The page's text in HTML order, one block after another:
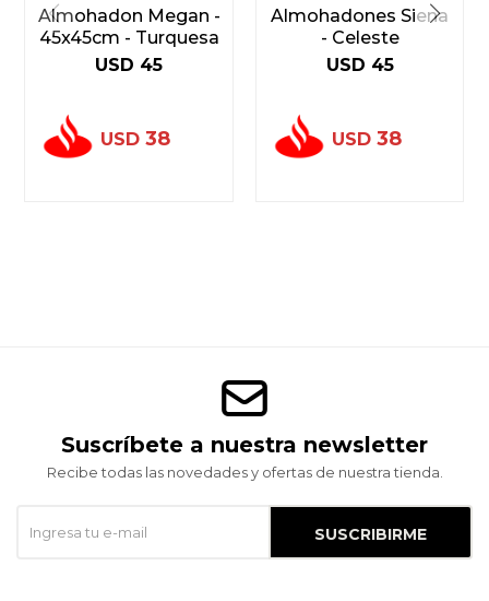
Almohadon Megan -
45x45cm - Turquesa
USD 45
USD 38
Almohadones Siena
- Celeste
USD 45
USD 38
Suscríbete a nuestra newsletter
Recibe todas las novedades y ofertas de nuestra tienda.
SUSCRIBIRME